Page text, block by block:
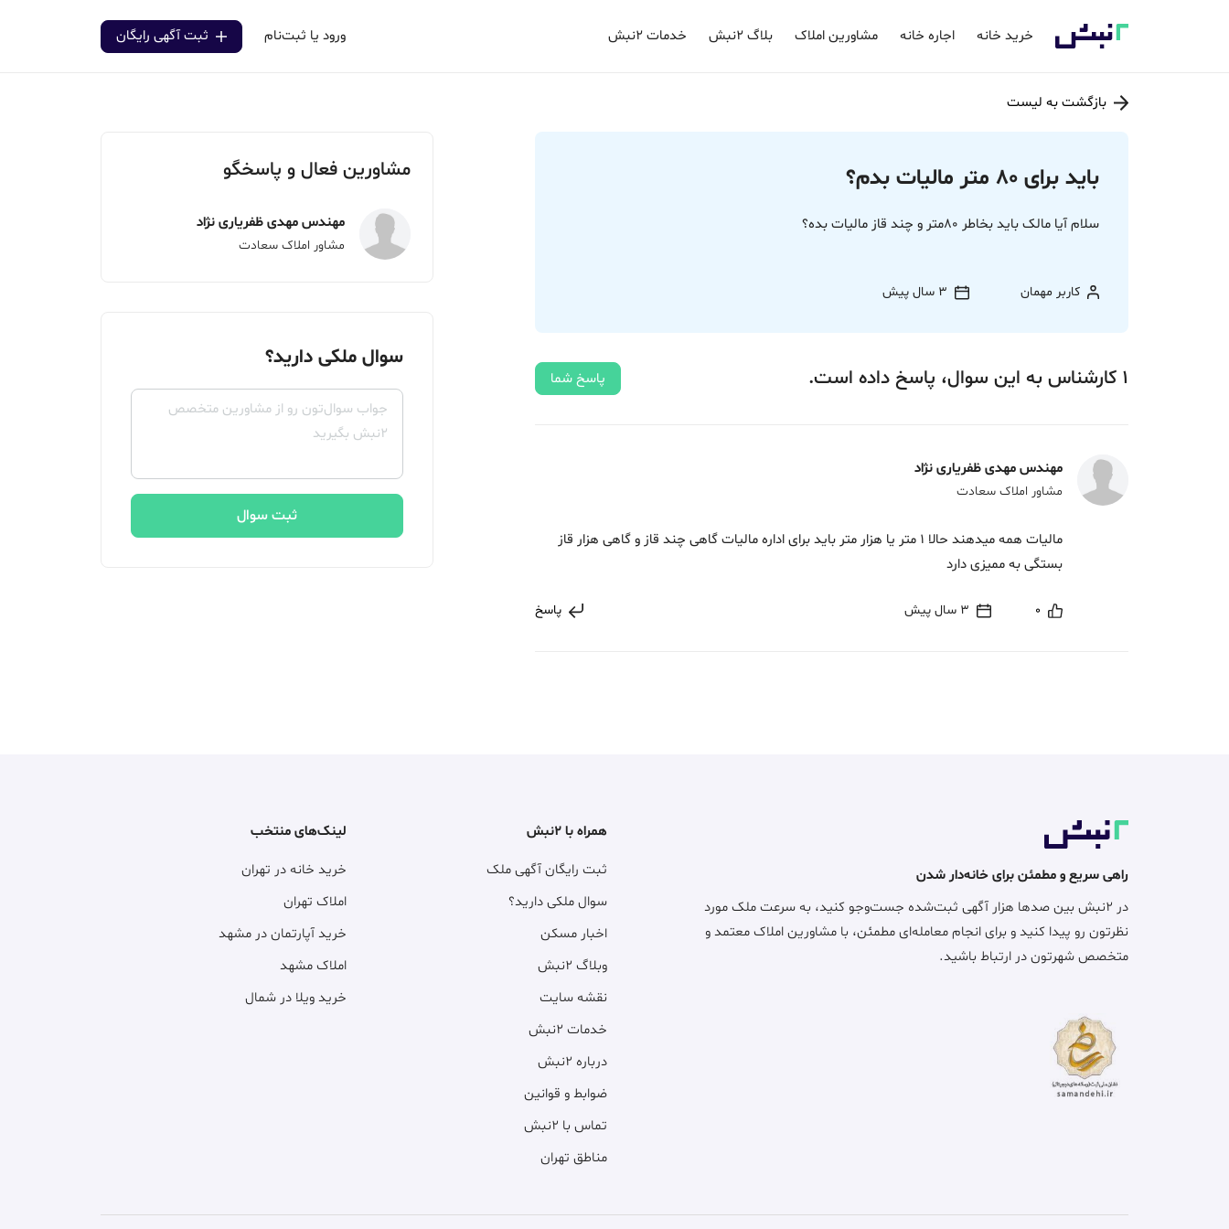
خرید خانه اجاره خانه مشاورین املاک بلاگ ۲نبش خدمات ۲نبش ورود یا ثبت‌نام ثبت آگهی رایگان
بازگشت به لیست
باید برای 80 متر مالیات بدم؟
سلام آیا مالک باید بخاطر 80متر و چند قاز مالیات بده؟
کاربر مهمان 3 سال پیش
1 کارشناس به این سوال، پاسخ داده‌ است. پاسخ شما
مهندس مهدی ظفریاری نژاد
مشاور املاک سعادت
مالیات همه میدهند حالا 1 متر یا هزار متر باید برای اداره مالیات گاهی چند قاز و گاهی هزار قاز
بستگی به ممیزی دارد
0 3 سال پیش پاسخ
مشاورین فعال و پاسخگو
مهندس مهدی ظفریاری نژاد
مشاور املاک سعادت
سوال ملکی دارید؟
ثبت سوال
راهی سریع و مطمئن برای خانه‌دار شدن
در ۲نبش بین صدها هزار آگهی ثبت‌شده جست‌وجو کنید، به سرعت ملک مورد
نظرتون رو پیدا کنید و برای انجام معامله‌ای مطمئن، با مشاورین املاک معتمد و
متخصص شهرتون در ارتباط باشید.
همراه با ۲نبش
ثبت رایگان آگهی ملک
سوال ملکی دارید؟
اخبار مسکن
وبلاگ ۲نبش
نقشه سایت
خدمات ۲نبش
درباره ۲نبش
ضوابط و قوانین
تماس با ۲نبش
مناطق تهران
لینک‌های منتخب
خرید خانه در تهران
املاک تهران
خرید آپارتمان در مشهد
املاک مشهد
خرید ویلا در شمال